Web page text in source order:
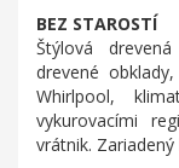
BEZ STAROSTÍ
Štýlová
drevené
Whirlpool,
vykurovacími
vrátnik.